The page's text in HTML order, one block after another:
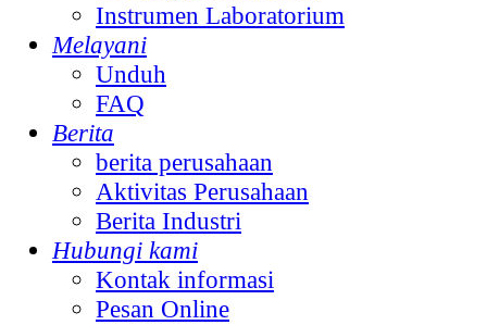
Instrumen Laboratorium
Melayani
Unduh
FAQ
Berita
berita perusahaan
Aktivitas Perusahaan
Berita Industri
Hubungi kami
Kontak informasi
Pesan Online